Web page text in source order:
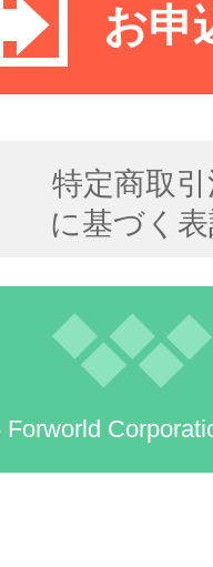
お申
特定商取
に基づく